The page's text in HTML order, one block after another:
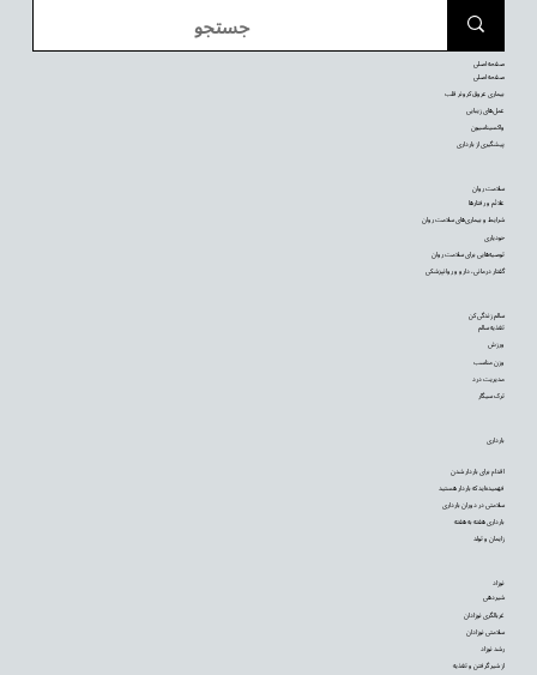
نوزاد
شیردهی
غربالگری نوزادان
سلامتی نوزادان
رشد نوزاد
از شیر گرفتن و تغذیه
بارداری
اقدام برای باردار شدن
فهمیده‌اید که باردار هستید
سلامتی در دوران بارداری
بارداری هفته به هفته
زایمان و تولد
سالم زندگی کن
تغذیه سالم
ورزش
وزن مناسب
مدیریت درد
ترک سیگار
سلامت روان
علائم و رفتارها
شرایط و بیماری‌های سلامت روان
خودیاری
توصیه‌‌هایی برای سلامت روان
گفتار درمانی، دارو و روانپزشکی
صفحه اصلی
صفحه اصلی
بیماری عروق کرونر قلب
عمل‌های زیبایی
واکسیناسیون
پیشگیری از بارداری